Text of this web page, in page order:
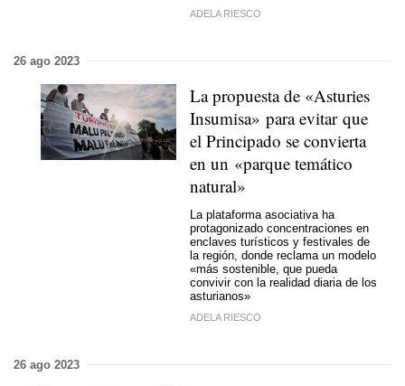
ADELA RIESCO
26 ago 2023
La propuesta de «Asturies
Insumisa» para evitar que
el Principado se convierta
en un «parque temático
natural»
La plataforma asociativa ha
protagonizado concentraciones en
enclaves turísticos y festivales de
la región, donde reclama un modelo
«más sostenible, que pueda
convivir con la realidad diaria de los
asturianos»
ADELA RIESCO
26 ago 2023